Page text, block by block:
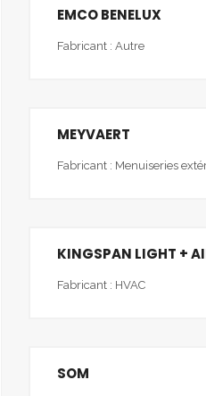
EMCO BENELUX
Fabricant : Autre
MEYVAERT
Fabricant : Menuiseries
KINGSPAN LIGHT +
Fabricant : HVAC
SOM